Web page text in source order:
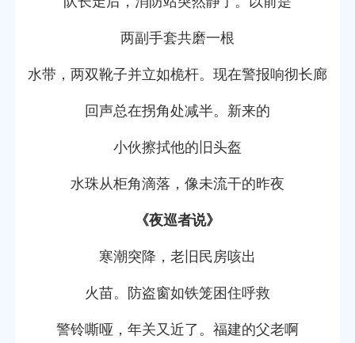
两副手套共磨一根
水带，两双靴子并立如桅杆。现在警报响彻长廊
回声总在拐角处减半。新来的
小伙擦拭他的旧头盔
水珠从柜角滴落，像未流干的昨夜
《夜巡者说》
寒潮突降，老旧民房咳出
火苗。防盗窗如铁笼困住呼救
警铃嘶哑，年关又近了。福建的父老啊